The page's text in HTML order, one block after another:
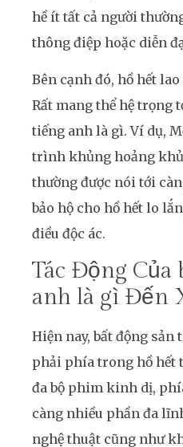
hề ít tất cả người
thông điệp hoặc diễn
Bên cạnh đó, hồ hết
Rất mang thể hệ trọng
tiếng anh là gì. Ví dụ,
trình khủng hoảng
thường được nói tới
bảo hộ cho hồ hết lo
điều độc ác.
Tác Động Của
anh là gì Đến
Hiện nay, bất động sản
phải phía trong hồ hết
đa bộ phim kinh dị,
càng nhiều phần đa
nghệ thuật cũng như